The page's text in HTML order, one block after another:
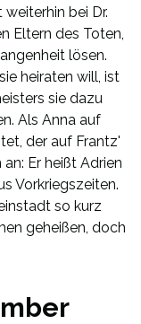
bei Dr.
Eltern des Toten,
lösen.
heiraten will, ist
sie dazu
Als Anna auf
der auf Frantz'
Er heißt Adrien
Vorkriegszeiten.
so kurz
geheißen, doch